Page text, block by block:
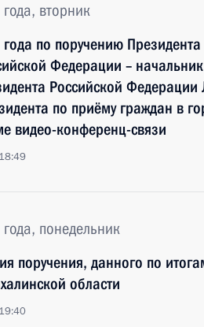
вторник
по поручению
Федерации –
Российской
по приёму граждан в
видео-конференц-связи
понедельник
поручения, данного по
области